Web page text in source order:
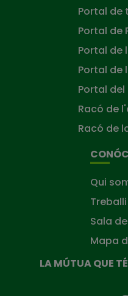
Portal de
Portal de
Portal de
Portal de
Portal
Racó de
Racó de
Qui
Sala
Mapa
LA MÚTUA QUE